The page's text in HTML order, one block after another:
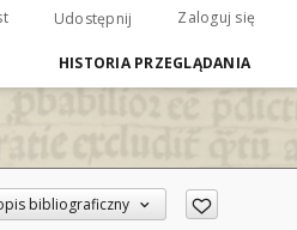
Udostępnij Zaloguj się
HISTORIA PRZEGLĄDANIA
bibliograficzny